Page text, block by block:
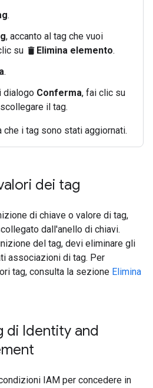
.
, accanto al tag che vuoi
su delete Elimina elemento.
.
dialogo Conferma, fai clic su
il tag.
che i tag sono stati aggiornati.
dei tag
di chiave o valore di tag,
dall'anello di chiavi.
del tag, devi eliminare gli
associazioni di tag. Per
tag, consulta la sezione Elimina
di Identity and
IAM per concedere in